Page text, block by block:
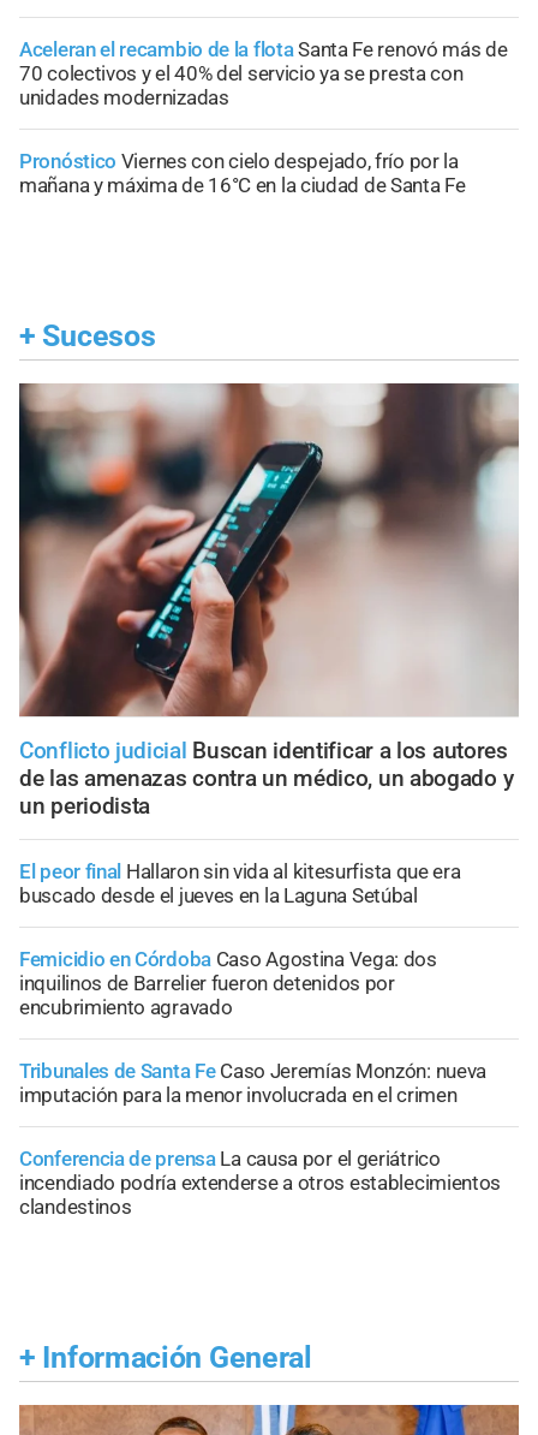
Aceleran el recambio de la flotaSanta Fe renovó más de
70 colectivos y el 40% del servicio ya se presta con
unidades modernizadas
Pronóstico Viernes con cielo despejado, frío por la
mañana y máxima de 16°C en la ciudad de Santa Fe
+ Sucesos
Conflicto judicial Buscan identificar a los autores
de las amenazas contra un médico, un abogado y
un periodista
El peor final Hallaron sin vida al kitesurfista que era
buscado desde el jueves en la Laguna Setúbal
Femicidio en Córdoba Caso Agostina Vega: dos
inquilinos de Barrelier fueron detenidos por
encubrimiento agravado
Tribunales de Santa Fe Caso Jeremías Monzón: nueva
imputación para la menor involucrada en el crimen
Conferencia de prensa La causa por el geriátrico
incendiado podría extenderse a otros establecimientos
clandestinos
+ Información General